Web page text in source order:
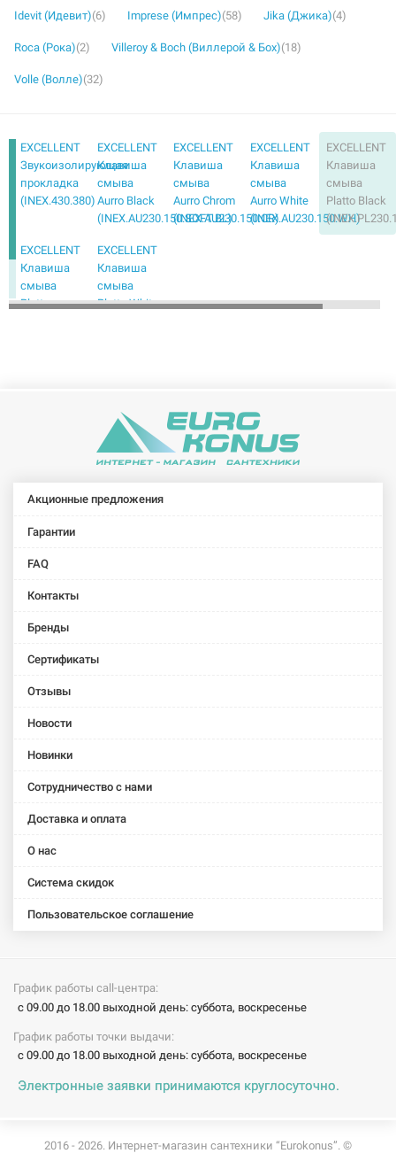
Idevit (Идевит)(6) Imprese (Импрес)(58) Jika (Джика)(4)
Roca (Рока)(2) Villeroy & Boch (Виллерой & Бох)(18)
Volle (Волле)(32)
EXCELLENT
Звукоизолирующая
прокладка
(INEX.430.380)
EXCELLENT
Клавиша
смыва
Aurro Black
(INEX.AU230.150.SOFT.BL)
EXCELLENT
Клавиша
смыва
Aurro Chrom
(INEX.AU230.150.CR)
EXCELLENT
Клавиша
смыва
Aurro White
(INEX.AU230.150.WH)
EXCELLENT
Клавиша
смыва
Platto Black
EXCELLENT
Клавиша
смыва
Platto
EXCELLENT
Клавиша
смыва
Platto White
Акционные предложения
Гарантии
FAQ
Контакты
Бренды
Сертификаты
Отзывы
Новости
Новинки
Сотрудничество с нами
Доставка и оплата
О нас
Система скидок
Пользовательское соглашение
График работы call-центра:
с 09.00 до 18.00 выходной день: суббота, воскресенье
График работы точки выдачи:
с 09.00 до 18.00 выходной день: суббота, воскресенье
Электронные заявки принимаются круглосуточно.
2016 - 2026. Интернет-магазин сантехники “Eurokonus”. ©